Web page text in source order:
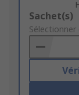
Add
to
Basket
Sachet(s)